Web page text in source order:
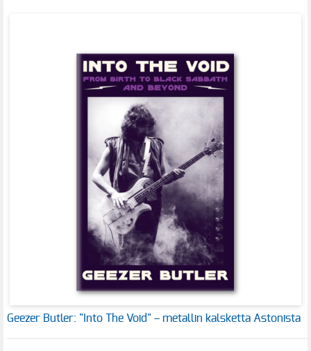
Geezer Butler: "Into The Void" – metallin kalsketta Astonista